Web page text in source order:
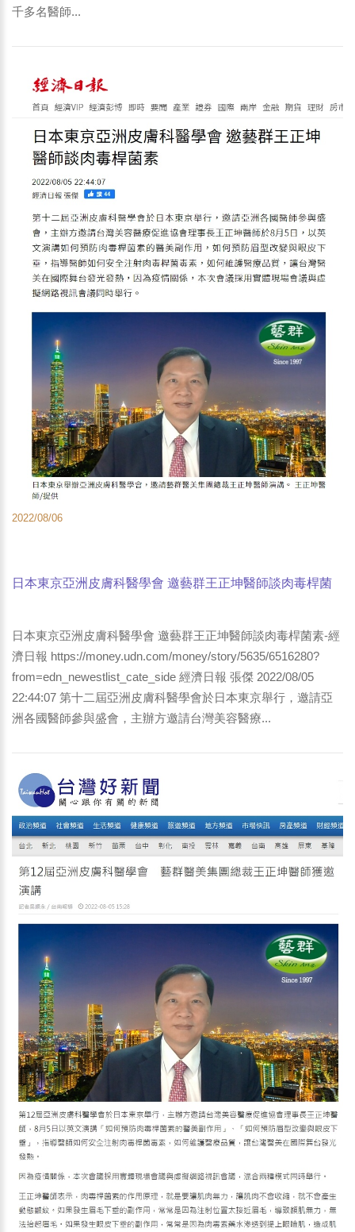
千多名醫師...
2022/08/06
日本東京亞洲皮膚科醫學會 邀藝群王正坤醫師談肉毒桿菌
日本東京亞洲皮膚科醫學會 邀藝群王正坤醫師談肉毒桿菌素-經
濟日報 https://money.udn.com/money/story/5635/6516280?
from=edn_newestlist_cate_side 經濟日報 張傑 2022/08/05
22:44:07 第十二屆亞洲皮膚科醫學會於日本東京舉行，邀請亞
洲各國醫師參與盛會，主辦方邀請台灣美容醫療...